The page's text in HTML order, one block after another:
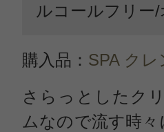
ルコールフリー
購入品： SPA ク
さらっとしたク
ムなので流す時